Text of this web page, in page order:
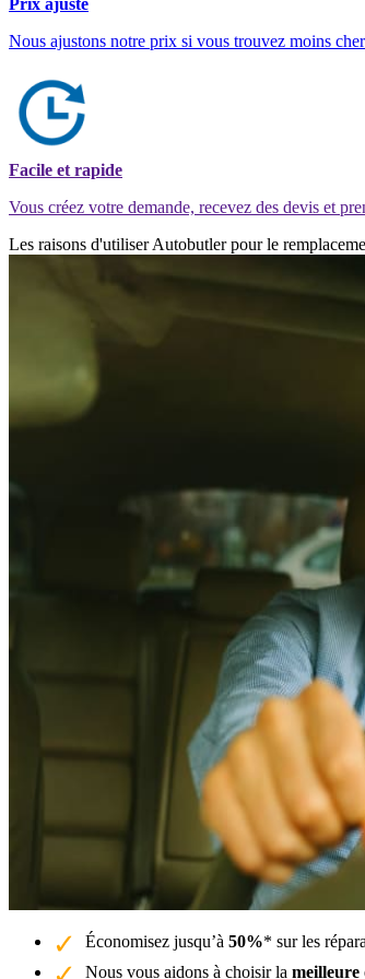
Nous ajustons notre prix si vous trouvez moins
Facile et rapide
Vous créez votre demande, recevez des devis et
Les raisons d'utiliser Autobutler pour le
Économisez jusqu’à 50%* sur les
Nous vous aidons à choisir la meilleure